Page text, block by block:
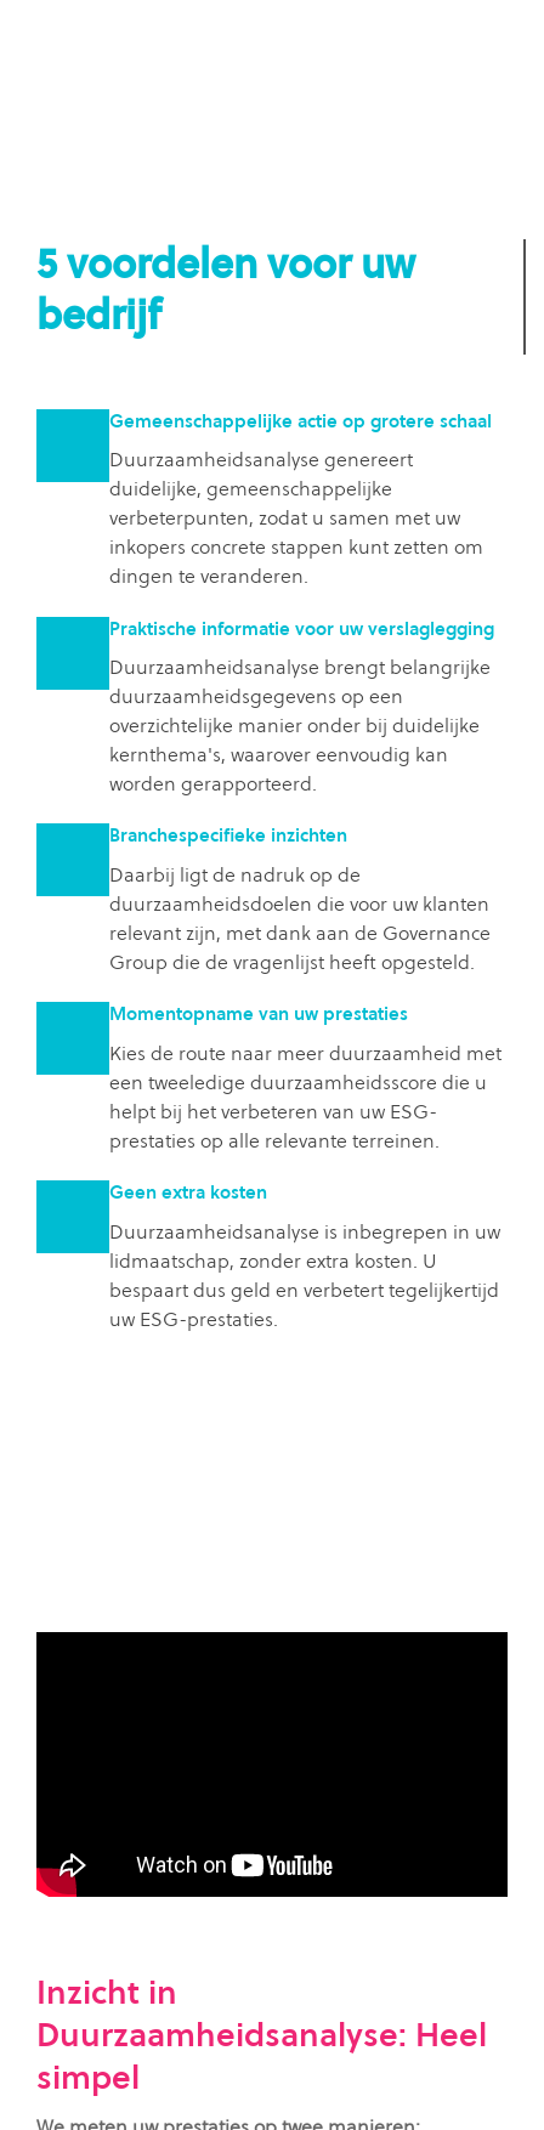
5 voordelen voor uw
bedrijf
Gemeenschappelijke actie op grotere schaal
Duurzaamheidsanalyse genereert
duidelijke, gemeenschappelijke
verbeterpunten, zodat u samen met uw
inkopers concrete stappen kunt zetten om
dingen te veranderen.
Praktische informatie voor uw verslaglegging
Duurzaamheidsanalyse brengt belangrijke
duurzaamheidsgegevens op een
overzichtelijke manier onder bij duidelijke
kernthema's, waarover eenvoudig kan
worden gerapporteerd.
Branchespecifieke inzichten
Daarbij ligt de nadruk op de
duurzaamheidsdoelen die voor uw klanten
relevant zijn, met dank aan de Governance
Group die de vragenlijst heeft opgesteld.
Momentopname van uw prestaties
Kies de route naar meer duurzaamheid met
een tweeledige duurzaamheidsscore die u
helpt bij het verbeteren van uw ESG-
prestaties op alle relevante terreinen.
Geen extra kosten
Duurzaamheidsanalyse is inbegrepen in uw
lidmaatschap, zonder extra kosten. U
bespaart dus geld en verbetert tegelijkertijd
uw ESG-prestaties.
Inzicht in
Duurzaamheidsanalyse: Heel
simpel